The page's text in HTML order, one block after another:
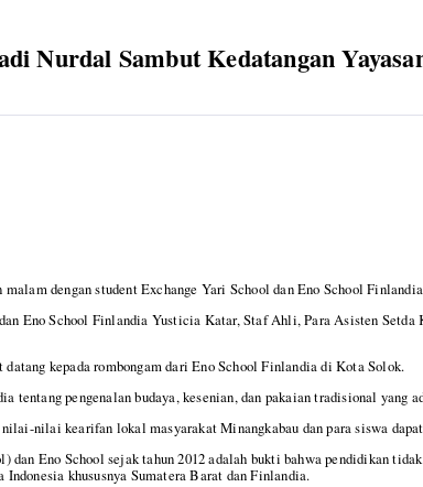
Nurdal Sambut Kedatangan
dengan student Exchange Yari School dan Eno School
Eno School Finlandia Yusticia Katar, Staf Ahli, Para Asisten
kepada rombongam dari Eno School Finlandia di Kota Solok.
tentang pengenalan budaya, kesenian, dan pakaian tradisional
nilai kearifan lokal masyarakat Minangkabau dan para siswa
Eno School sejak tahun 2012 adalah bukti bahwa pendidikan
khususnya Sumatera Barat dan Finlandia.